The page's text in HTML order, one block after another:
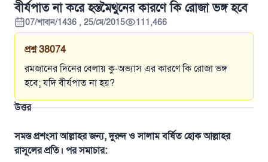
বীর্যপাত না করে হস্তমৈথুনের কারণে কি রোজা ভঙ্গ হবে
07/শাবান/1436 , 25/মে/2015 111,466
প্রশ্ন 38074
রমজানের দিনের বেলায় কু-অভ্যাস এর কারণে কি রোজা ভঙ্গ
হবে; যদি বীর্যপাত না হয়?
উত্তর
সমস্ত প্রশংসা আল্লাহর জন্য, দুরুদ ও সালাম বর্ষিত হোক আল্লাহর
রাসূলের প্রতি। পর সমাচার: